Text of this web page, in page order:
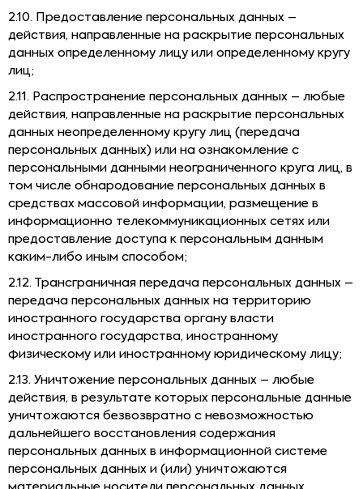
2.10. Предоставление персональных данных –
действия, направленные на раскрытие персональных
данных определенному лицу или определенному кругу
лиц;
2.11. Распространение персональных данных – любые
действия, направленные на раскрытие персональных
данных неопределенному кругу лиц (передача
персональных данных) или на ознакомление с
персональными данными неограниченного круга лиц, в
том числе обнародование персональных данных в
средствах массовой информации, размещение в
информационно телекоммуникационных сетях или
предоставление доступа к персональным данным
каким-либо иным способом;
2.12. Трансграничная передача персональных данных –
передача персональных данных на территорию
иностранного государства органу власти
иностранного государства, иностранному
физическому или иностранному юридическому лицу;
2.13. Уничтожение персональных данных – любые
действия, в результате которых персональные данные
уничтожаются безвозвратно с невозможностью
дальнейшего восстановления содержания
персональных данных в информационной системе
персональных данных и (или) уничтожаются